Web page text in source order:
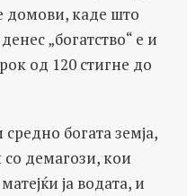
домови, каде што
„богатство“ е и
од 120 стигне до
богата земја,
демагози, кои
ја водата, и